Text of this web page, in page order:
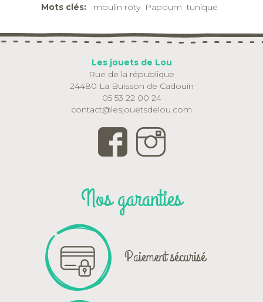
Mots clés: moulin roty Papoum tunique
Les jouets de Lou
Rue de la république
24480 La Buisson de Cadouin
05 53 22 00 24
contact@lesjouetsdelou.com
Nos garanties
Paiement sécurisé